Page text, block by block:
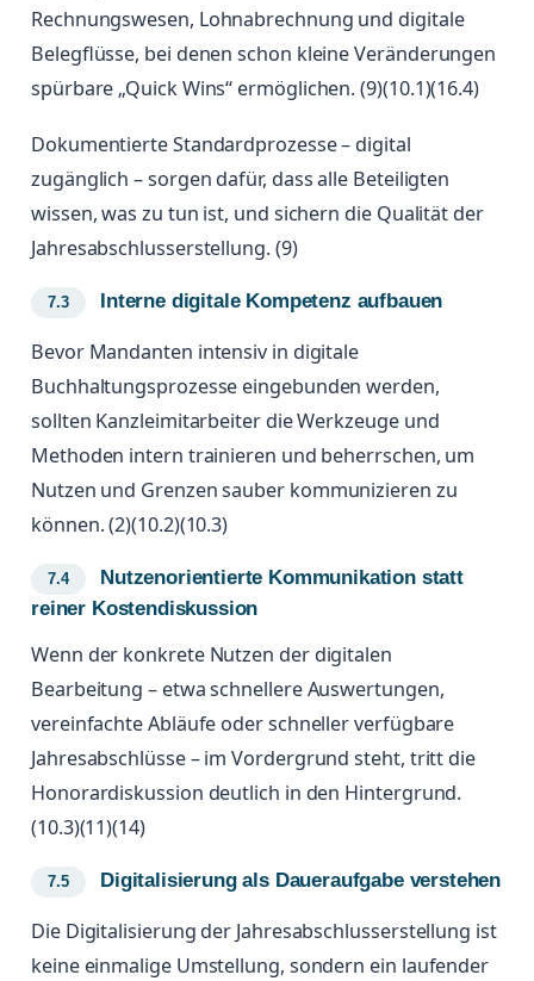
Rechnungswesen, Lohnabrechnung und digitale
Belegflüsse, bei denen schon kleine Veränderungen
spürbare „Quick Wins“ ermöglichen. (9)(10.1)(16.4)
Dokumentierte Standardprozesse – digital
zugänglich – sorgen dafür, dass alle Beteiligten
wissen, was zu tun ist, und sichern die Qualität der
Jahresabschlusserstellung. (9)
Interne digitale Kompetenz aufbauen
Bevor Mandanten intensiv in digitale
Buchhaltungsprozesse eingebunden werden,
sollten Kanzleimitarbeiter die Werkzeuge und
Methoden intern trainieren und beherrschen, um
Nutzen und Grenzen sauber kommunizieren zu
können. (2)(10.2)(10.3)
Nutzenorientierte Kommunikation statt
reiner Kostendiskussion
Wenn der konkrete Nutzen der digitalen
Bearbeitung – etwa schnellere Auswertungen,
vereinfachte Abläufe oder schneller verfügbare
Jahresabschlüsse – im Vordergrund steht, tritt die
Honorardiskussion deutlich in den Hintergrund.
(10.3)(11)(14)
Digitalisierung als Daueraufgabe verstehen
Die Digitalisierung der Jahresabschlusserstellung ist
keine einmalige Umstellung, sondern ein laufender